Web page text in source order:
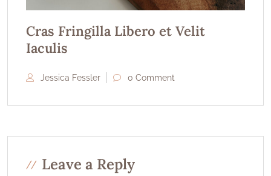
Cras Fringilla Libero et Velit
Iaculis
Jessica Fessler 0 Comment
Leave a Reply